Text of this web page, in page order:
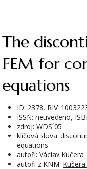
The discontinuous Galerkin
FEM for
equations
ID: 2378, RIV:
ISSN: neuvedeno,
zdroj: WDS´05
klíčová slova:
equations
autoři: Václav Kučera
autoři z KNM: Kučera